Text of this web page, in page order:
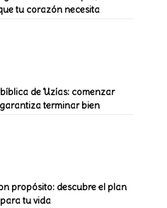
tu corazón necesita
de Uzías: comenzar
terminar bien
propósito: descubre el plan
tu vida